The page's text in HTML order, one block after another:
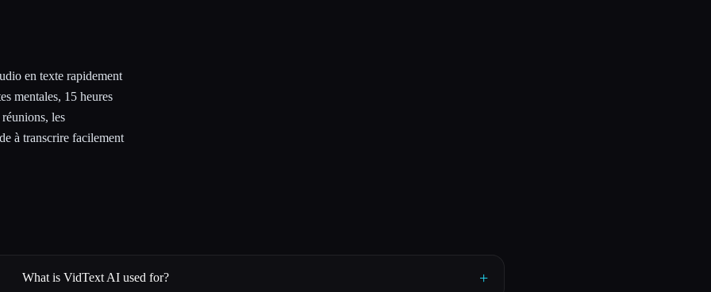
en texte rapidement
mentales, 15 heures
les
à transcrire facilement
What is VidText AI used for? +